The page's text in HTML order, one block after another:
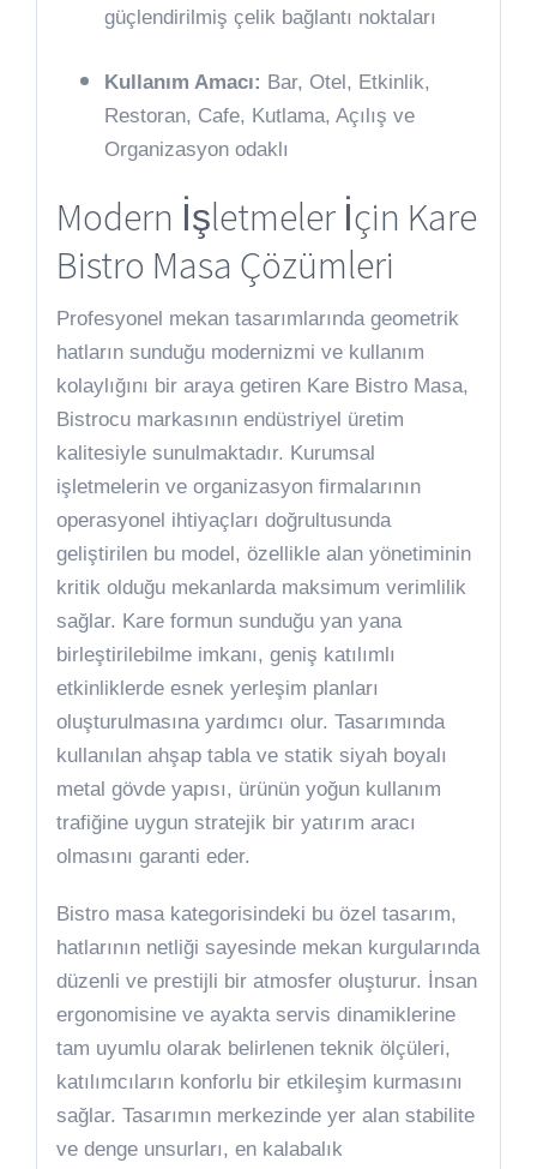
güçlendirilmiş çelik bağlantı noktaları
Kullanım Amacı: Bar, Otel, Etkinlik,
Restoran, Cafe, Kutlama, Açılış ve
Organizasyon odaklı
Modern İşletmeler İçin Kare
Bistro Masa Çözümleri
Profesyonel mekan tasarımlarında geometrik
hatların sunduğu modernizmi ve kullanım
kolaylığını bir araya getiren Kare Bistro Masa,
Bistrocu markasının endüstriyel üretim
kalitesiyle sunulmaktadır. Kurumsal
işletmelerin ve organizasyon firmalarının
operasyonel ihtiyaçları doğrultusunda
geliştirilen bu model, özellikle alan yönetiminin
kritik olduğu mekanlarda maksimum verimlilik
sağlar. Kare formun sunduğu yan yana
birleştirilebilme imkanı, geniş katılımlı
etkinliklerde esnek yerleşim planları
oluşturulmasına yardımcı olur. Tasarımında
kullanılan ahşap tabla ve statik siyah boyalı
metal gövde yapısı, ürünün yoğun kullanım
trafiğine uygun stratejik bir yatırım aracı
olmasını garanti eder.
Bistro masa kategorisindeki bu özel tasarım,
hatlarının netliği sayesinde mekan kurgularında
düzenli ve prestijli bir atmosfer oluşturur. İnsan
ergonomisine ve ayakta servis dinamiklerine
tam uyumlu olarak belirlenen teknik ölçüleri,
katılımcıların konforlu bir etkileşim kurmasını
sağlar. Tasarımın merkezinde yer alan stabilite
ve denge unsurları, en kalabalık